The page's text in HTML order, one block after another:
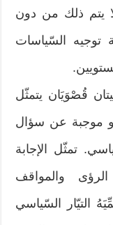
يتم ذلك من دون
توجيه السّياسات
قُصْوَيَان يتمثّل
موجبة عن سؤال
تمثّل الإجابة
والمواقف
التيّار السّياسي